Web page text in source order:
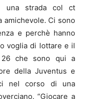
una strada col ct
amichevole. Ci sono
e perchè hanno
voglia di lottare e il
che sono qui a
della Juventus e
nel corso di una
“Giocare a